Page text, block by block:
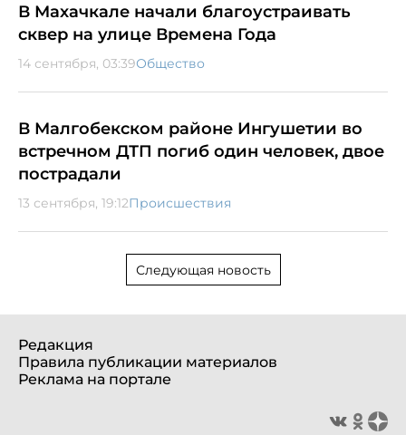
В Махачкале начали благоустраивать
сквер на улице Времена Года
14 сентября, 03:39Общество
В Малгобекском районе Ингушетии во
встречном ДТП погиб один человек, двое
пострадали
13 сентября, 19:12Происшествия
Следующая новость
Редакция
Правила публикации материалов
Реклама на портале